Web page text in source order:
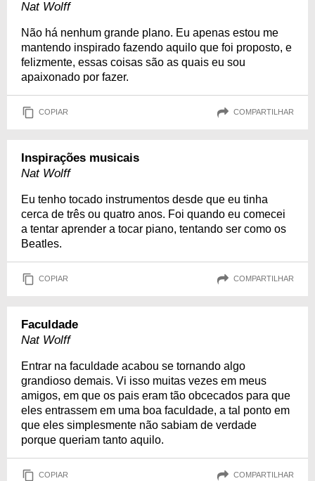
Nat Wolff
Não há nenhum grande plano. Eu apenas estou me
mantendo inspirado fazendo aquilo que foi proposto, e
felizmente, essas coisas são as quais eu sou
apaixonado por fazer.
COPIAR COMPARTILHAR
Inspirações musicais
Nat Wolff
Eu tenho tocado instrumentos desde que eu tinha
cerca de três ou quatro anos. Foi quando eu comecei
a tentar aprender a tocar piano, tentando ser como os
Beatles.
COPIAR COMPARTILHAR
Faculdade
Nat Wolff
Entrar na faculdade acabou se tornando algo
grandioso demais. Vi isso muitas vezes em meus
amigos, em que os pais eram tão obcecados para que
eles entrassem em uma boa faculdade, a tal ponto em
que eles simplesmente não sabiam de verdade
porque queriam tanto aquilo.
COPIAR COMPARTILHAR